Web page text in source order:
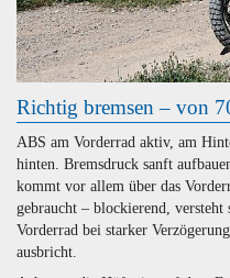
Richtig bremsen – von
ABS am Vorderrad aktiv, am
hinten. Bremsdruck sanft
kommt vor allem über das
gebraucht – blockierend,
Vorderrad bei starker
ausbricht.